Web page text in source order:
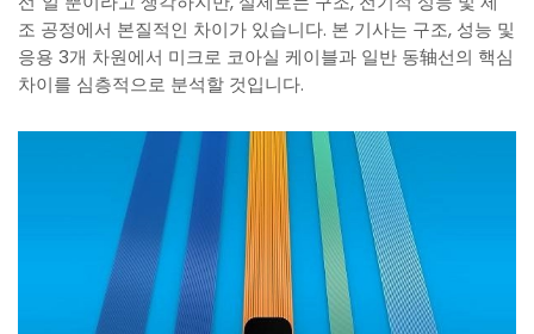
조 공정에서 본질적인 차이가 있습니다. 본 기사는 구조, 성능 및
응용 3개 차원에서 미크로 코아실 케이블과 일반 동轴선의 핵심
차이를 심층적으로 분석할 것입니다.